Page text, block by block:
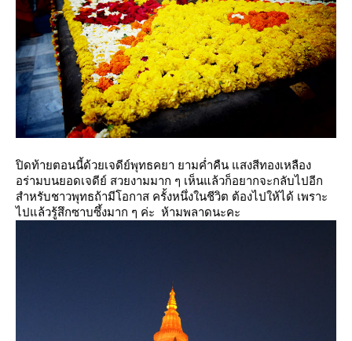
ปิดท้ายตอนนี้ด้วยเจดีย์พุทธคยา ยามค่ำคืน แสงสีทองเหลือง
อร่ามบนยอดเจดีย์ สวยงามมาก ๆ เห็นแล้วก็อยากจะกลับไปอีก
สำหรับชาวพุทธถ้ามีโอกาส ครั้งหนึ่งในชีวิต ต้องไปให้ได้ เพราะ
ไปแล้วรู้สึกซาบซึ้งมาก ๆ ค่ะ ห้ามพลาดนะคะ